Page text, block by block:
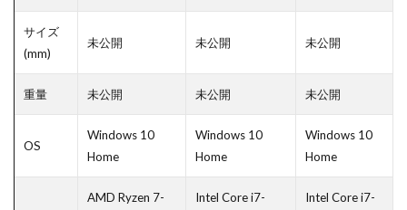
サイズ
(mm)
未公開 未公開 未公開
重量 未公開 未公開 未公開
OS
Windows 10
Home
Windows 10
Home
Windows 10
Home
AMD Ryzen 7-
Intel Core i7-
Intel Core i7-